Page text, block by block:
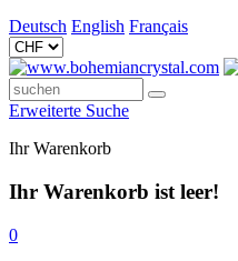
Deutsch English Français
Erweiterte Suche
Ihr Warenkorb
Ihr Warenkorb ist leer!
0